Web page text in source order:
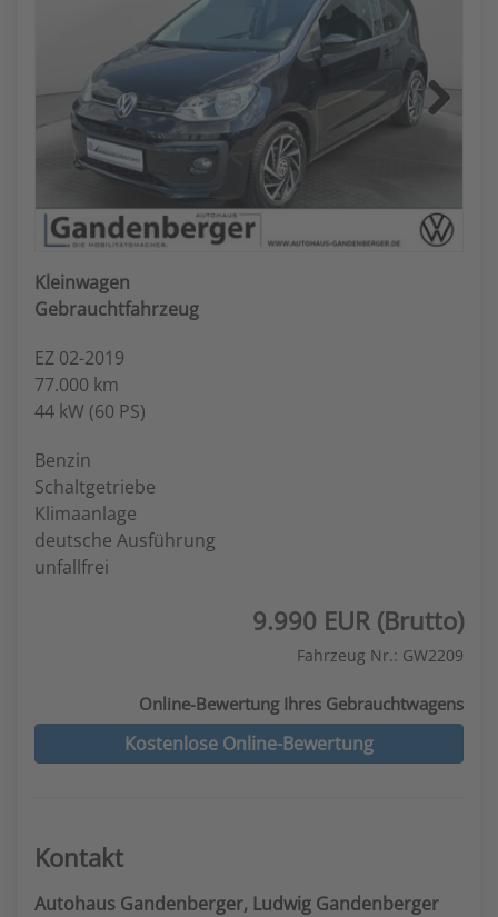
Kleinwagen
Gebrauchtfahrzeug
EZ 02-2019
77.000 km
44 kW (60 PS)
Benzin
Schaltgetriebe
Klimaanlage
deutsche Ausführung
unfallfrei
9.990 EUR (Brutto)
Fahrzeug Nr.: GW2209
Online-Bewertung Ihres Gebrauchtwagens
Kostenlose Online-Bewertung
Kontakt
Autohaus Gandenberger, Ludwig Gandenberger